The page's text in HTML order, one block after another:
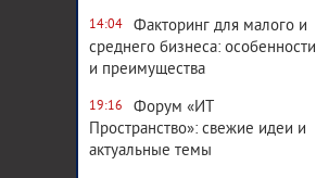
14:04
Факторинг для малого и
среднего бизнеса: особенности
и преимущества
19:16
Форум «ИТ
Пространство»: свежие идеи и
актуальные темы